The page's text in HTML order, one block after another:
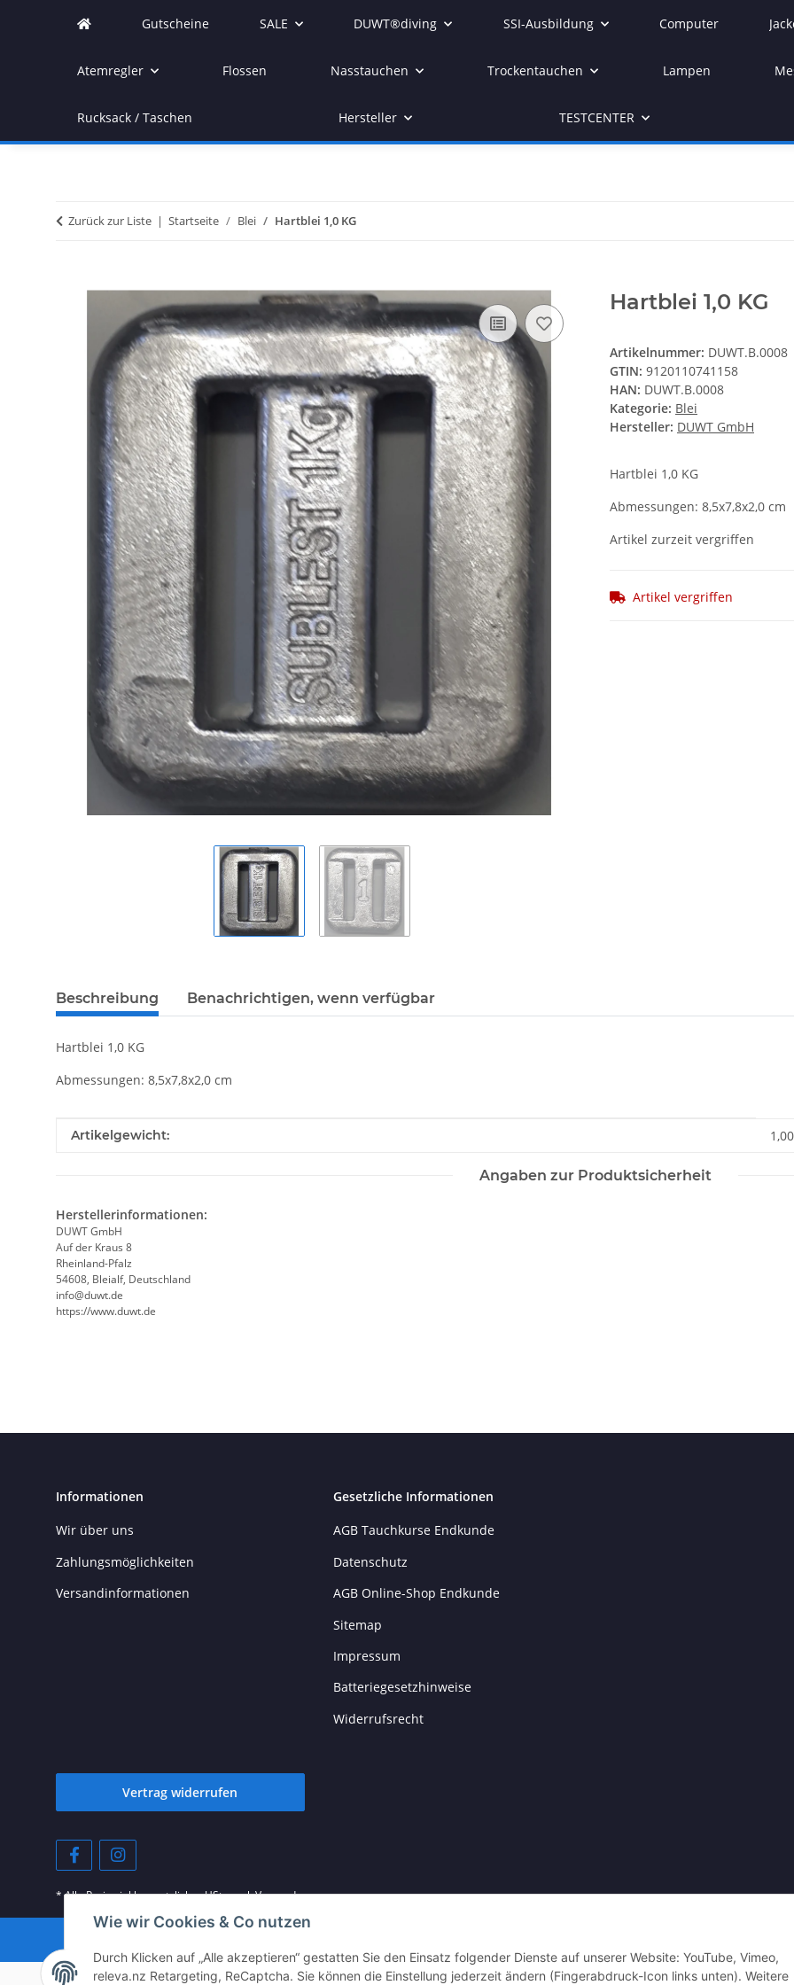
Wie wir Cookies & Co nutzen
Durch Klicken auf „Alle akzeptieren“ gestatten Sie den Einsatz folgender Dienste auf unserer Website: YouTube, Vimeo,
releva.nz Retargeting, ReCaptcha. Sie können die Einstellung jederzeit ändern (Fingerabdruck-Icon links unten). Weitere
Gutscheine SALE DUWT®diving SSI-Ausbildung Computer
Atemregler Flossen Nasstauchen Trockentauchen Lampen
Rucksack / Taschen Hersteller TESTCENTER
Zurück zur Liste Startseite Blei Hartblei 1,0 KG
Hartblei 1,0 KG
Artikelnummer: DUWT.B.0008
GTIN: 9120110741158
HAN: DUWT.B.0008
Kategorie: Blei
Hersteller: DUWT GmbH
Hartblei 1,0 KG
Abmessungen: 8,5x7,8x2,0 cm
Artikel zurzeit vergriffen
Artikel vergriffen
Beschreibung Benachrichtigen, wenn verfügbar
Hartblei 1,0 KG
Abmessungen: 8,5x7,8x2,0 cm
Produkteigenschaft
Wert
Artikelgewicht: 1,00
Angaben zur Produktsicherheit
Herstellerinformationen:
DUWT GmbH
Auf der Kraus 8
Rheinland-Pfalz
54608, Bleialf, Deutschland
info@duwt.de
https://www.duwt.de
Informationen
Wir über uns
Zahlungsmöglichkeiten
Versandinformationen
Gesetzliche Informationen
AGB Tauchkurse Endkunde
Datenschutz
AGB Online-Shop Endkunde
Sitemap
Impressum
Batteriegesetzhinweise
Widerrufsrecht
Vertrag widerrufen
* Alle Preise inkl. gesetzlicher USt., zzgl.Versand